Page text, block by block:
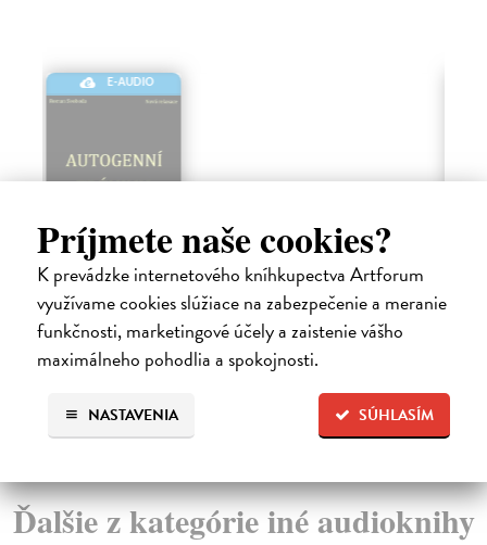
Príjmete naše cookies?
K prevádzke internetového kníhkupectva Artforum
využívame cookies slúžiace na zabezpečenie a meranie
funkčnosti, marketingové účely a zaistenie vášho
maximálneho pohodlia a spokojnosti.
SÚHLASÍM
NASTAVENIA
Tajný deník čínské císařovny
Fabricius Johan| Elektronická audiokniha
Románové zpracování životního příběh císařovny vdovy
Cch'-si (1835-1908), která se jako mladá dívka ...
Na stiahnutie akoMP3
Ďalšie z kategórie iné audioknihy